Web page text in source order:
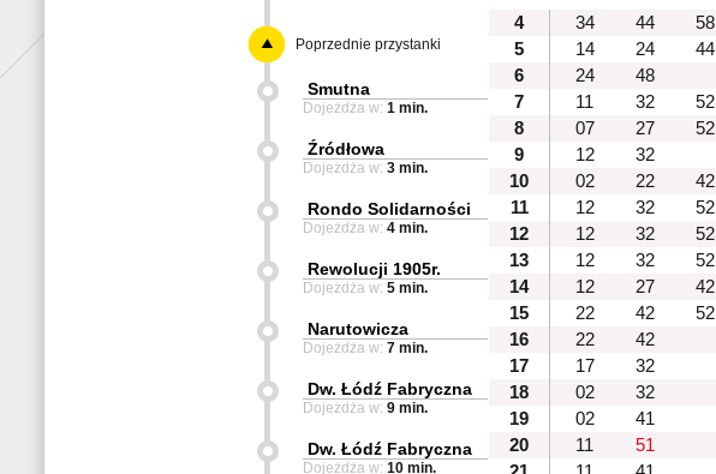
4
34 44
58
5
14 24 44
6
24
48
7
11 32
52
8
07 27
52
9
12
32
10
02 22
42
11
12 32
52
12
12 32
52
13
12 32
52
14
12 27 42
15
22 42
52
16
22
42
17
17
32
18
02
32
19
02
41
20
11
51
Poprzednie przystanki
Smutna
Dojeżdża w: 1 min.
Źródłowa
Dojeżdża w: 3 min.
Rondo Solidarności
Dojeżdża w: 4 min.
Rewolucji 1905r.
Dojeżdża w: 5 min.
Narutowicza
Dojeżdża w: 7 min.
Dw. Łódź Fabryczna
Dojeżdża w: 9 min.
Dw. Łódź Fabryczna
Dojeżdża w: 10 min.